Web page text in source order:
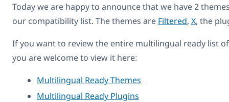
Today we are happy to announce that we have 2
our compatibility list. The themes are Filtered, X, the
If you want to review the entire multilingual ready list
you are welcome to view it here:
Multilingual Ready Themes
Multilingual Ready Plugins